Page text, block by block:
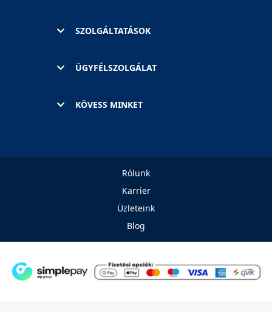
SZOLGÁLTATÁSOK
ÜGYFÉLSZOLGÁLAT
KÖVESS MINKET
Rólunk
Karrier
Üzleteink
Blog